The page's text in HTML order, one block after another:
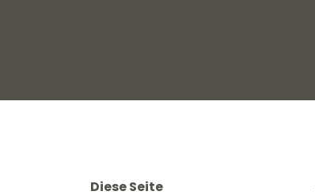
Diese Seite